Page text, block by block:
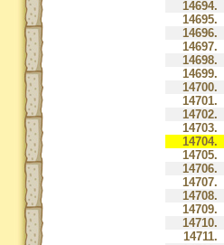
14694.
14695.
14696.
14697.
14698.
14699.
14700.
14701.
14702.
14703.
14704.
14705.
14706.
14707.
14708.
14709.
14710.
14711.